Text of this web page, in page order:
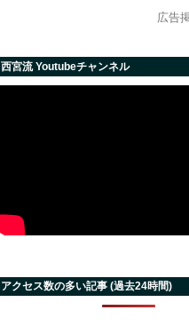
広告
西宮流 Youtubeチャンネル
アクセス数の多い記事 (過去24時間)